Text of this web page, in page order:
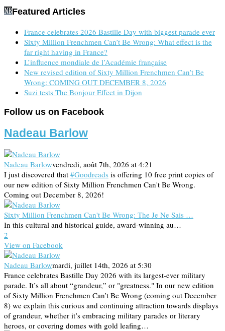
Featured Articles
France celebrates 2026 Bastille Day with biggest parade ever
Sixty Million Frenchmen Can’t Be Wrong: What effect is the
far right having in France?
L’influence mondiale de l’Académie française
New revised edition of Sixty Million Frenchmen Can’t Be
Wrong: COMING OUT DECEMBER 8, 2026
Suzi tests The Bonjour Effect in Dijon
Follow us on Facebook
Nadeau Barlow
Nadeau Barlowvendredi, août 7th, 2026 at 4:21
I just discovered that #Goodreads is offering 10 free print copies of
our new edition of Sixty Million Frenchmen Can't Be Wrong.
Coming out December 8, 2026!
Sixty Million Frenchmen Can't Be Wrong: The Je Ne Sais …
In this cultural and historical guide, award-winning au…
2
View on Facebook
Nadeau Barlowmardi, juillet 14th, 2026 at 5:30
France celebrates Bastille Day 2026 with its largest-ever military
parade. It’s all about “grandeur,” or "greatness." In our new edition
of Sixty Million Frenchmen Can’t Be Wrong (coming out December
8) we explain this curious and continuing attraction towards displays
of grandeur, whether it’s embracing military parades or literary
heroes, or covering domes with gold leafing…